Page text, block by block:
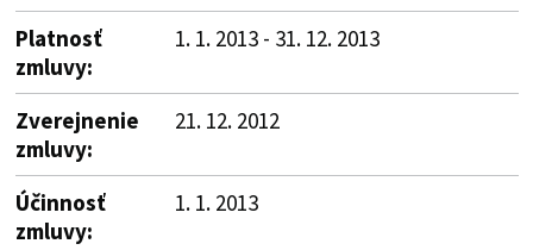
Platnosť
zmluvy:
1. 1. 2013 - 31. 12. 2013
Zverejnenie
zmluvy:
21. 12. 2012
Účinnosť
zmluvy:
1. 1. 2013